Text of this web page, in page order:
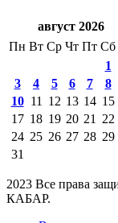
август 2026
Пн Вт Ср Чт Пт Сб
1
3
4 5 6 7 8
10 11 12 13 14 15
17 18 19 20 21 22
24 25 26 27 28 29
31
2023 Все права
КАБАР.